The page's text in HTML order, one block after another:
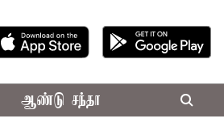
ஆண்டு சந்தா